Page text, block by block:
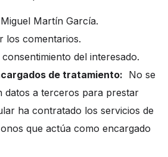
Martín García.
los comentarios.
del interesado.
de tratamiento: No se
datos a terceros para prestar
ha contratado los servicios de
que actúa como encargado